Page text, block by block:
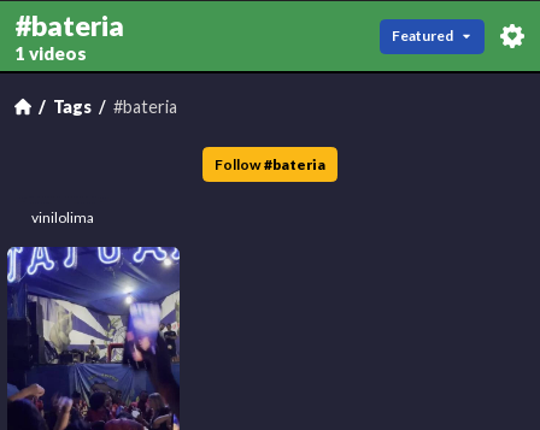
#bateria
1 videos
Featured
Tags #bateria
Follow #bateria
vinilolima